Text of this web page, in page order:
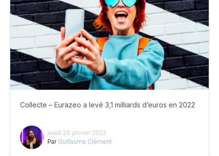
Collecte – Eurazeo a levé 3,1 milliards d’euros en 2022
jeudi 26 janvier 2023
Par Guillaume Clément